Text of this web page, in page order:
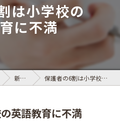
は小学校の
に不満
新着情報 保護者の6割は小学校の英語教育に不満
英語教育に不満